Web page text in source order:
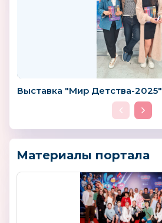
Выставка "Мир Детства-2025"
Материалы портала